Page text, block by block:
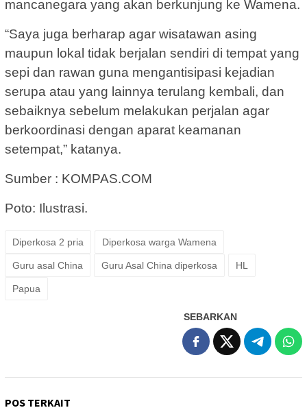
mancanegara yang akan berkunjung ke Wamena.
“Saya juga berharap agar wisatawan asing
maupun lokal tidak berjalan sendiri di tempat yang
sepi dan rawan guna mengantisipasi kejadian
serupa atau yang lainnya terulang kembali, dan
sebaiknya sebelum melakukan perjalan agar
berkoordinasi dengan aparat keamanan
setempat,” katanya.
Sumber : KOMPAS.COM
Poto: Ilustrasi.
Diperkosa 2 pria Diperkosa warga Wamena
Guru asal China Guru Asal China diperkosa HL
Papua
SEBARKAN
POS TERKAIT